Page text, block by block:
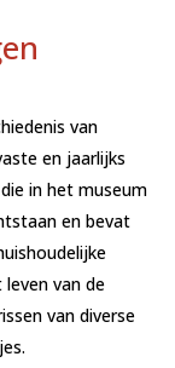
van
en jaarlijks
in het museum
en bevat
van de
van diverse